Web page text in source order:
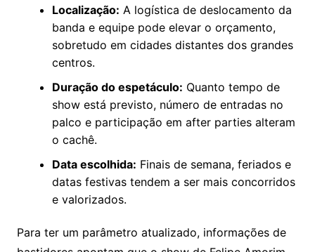
Localização: A logística de deslocamento da
banda e equipe pode elevar o orçamento,
sobretudo em cidades distantes dos grandes
centros.
Duração do espetáculo: Quanto tempo de
show está previsto, número de entradas no
palco e participação em after parties alteram
o cachê.
Data escolhida: Finais de semana, feriados e
datas festivas tendem a ser mais concorridos
e valorizados.
Para ter um parâmetro atualizado, informações de